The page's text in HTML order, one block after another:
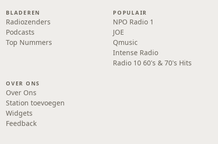
BLADEREN
Radiozenders
Podcasts
Top Nummers
POPULAIR
NPO Radio 1
JOE
Qmusic
Intense Radio
Radio 10 60's & 70's Hits
OVER ONS
Over Ons
Station toevoegen
Widgets
Feedback